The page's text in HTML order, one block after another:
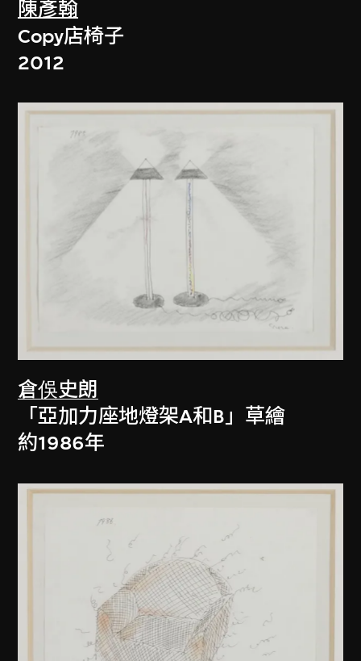
陳彥翰
Copy店椅子
2012
倉俁史朗
「亞加力座地燈架A和B」草繪
約1986年